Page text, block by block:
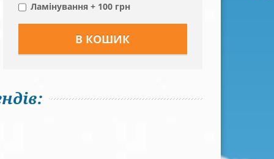
Ламінування + 100 грн